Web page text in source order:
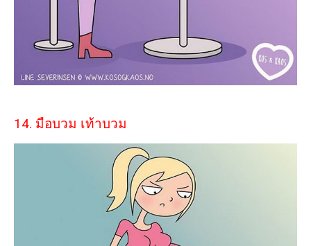
14. มือบวม เท้าบวม